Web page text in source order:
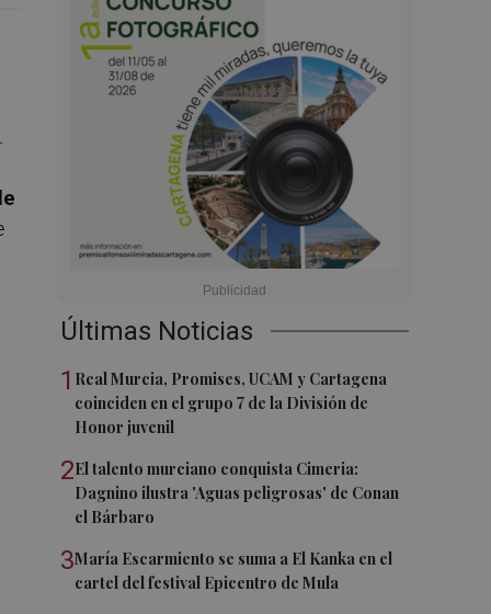
Últimas Noticias
1 Real Murcia, Promises, UCAM y Cartagena
coinciden en el grupo 7 de la División de
Honor juvenil
2El talento murciano conquista Cimeria:
Dagnino ilustra 'Aguas peligrosas' de Conan
el Bárbaro
3María Escarmiento se suma a El Kanka en el
cartel del festival Epicentro de Mula
.